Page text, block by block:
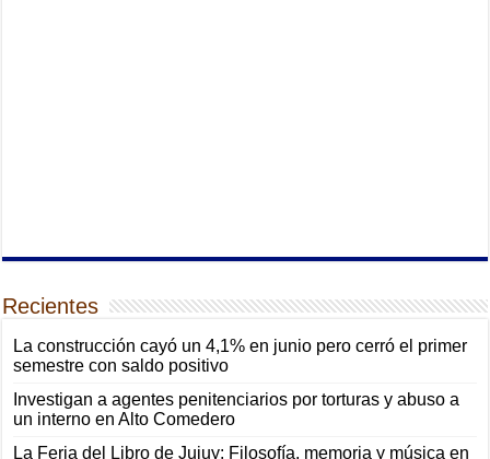
Recientes
La construcción cayó un 4,1% en junio pero cerró el primer
semestre con saldo positivo
Investigan a agentes penitenciarios por torturas y abuso a
un interno en Alto Comedero
La Feria del Libro de Jujuy: Filosofía, memoria y música en